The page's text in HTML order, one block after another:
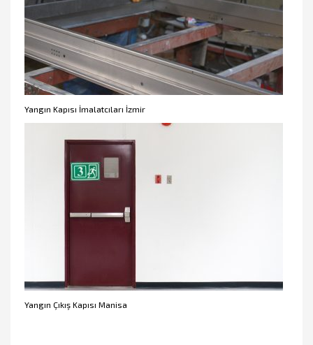
Yangın Kapısı İmalatcıları İzmir
Yangın Çıkış Kapısı Manisa